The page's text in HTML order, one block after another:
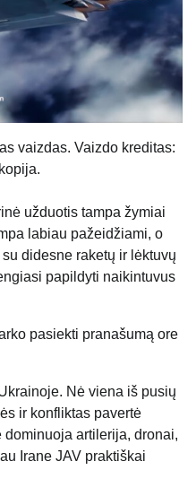
vaizdas. Vaizdo kreditas:
užduotis tampa žymiai
labiau pažeidžiami, o
didesne raketų ir lėktuvų
papildyti naikintuvus
pasiekti pranašumą ore
Nė viena iš pusių
ir konfliktas pavertė
artilerija, dronai,
Irane JAV praktiškai